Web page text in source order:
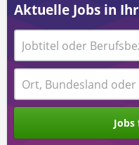
Aktuelle Jobs in